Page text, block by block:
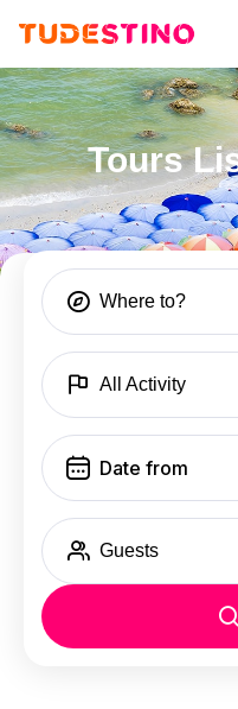
Tours
Where to?
All Activity
Guests